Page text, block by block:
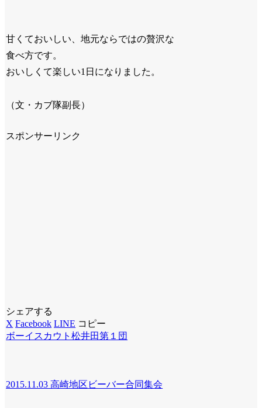
甘くておいしい、地元ならではの贅沢な
食べ方です。
おいしくて楽しい1日になりました。
（文・カブ隊副長）
スポンサーリンク
シェアする
X Facebook LINE コピー
ボーイスカウト松井田第１団
2015.11.03 高崎地区ビーバー合同集会